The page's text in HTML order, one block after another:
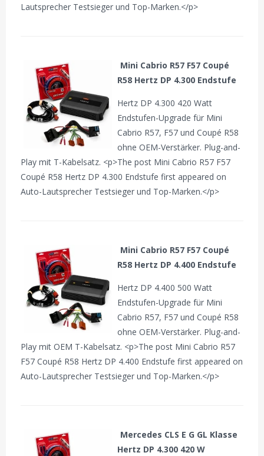
Lautsprecher Testsieger und Top-Marken.</p>
Mini Cabrio R57 F57 Coupé
R58 Hertz DP 4.300 Endstufe
Hertz DP 4.300 420 Watt
Endstufen-Upgrade für Mini
Cabrio R57, F57 und Coupé R58
ohne OEM-Verstärker. Plug-and-
Play mit T-Kabelsatz. <p>The post Mini Cabrio R57 F57
Coupé R58 Hertz DP 4.300 Endstufe first appeared on
Auto-Lautsprecher Testsieger und Top-Marken.</p>
Mini Cabrio R57 F57 Coupé
R58 Hertz DP 4.400 Endstufe
Hertz DP 4.400 500 Watt
Endstufen-Upgrade für Mini
Cabrio R57, F57 und Coupé R58
ohne OEM-Verstärker. Plug-and-
Play mit OEM T-Kabelsatz. <p>The post Mini Cabrio R57
F57 Coupé R58 Hertz DP 4.400 Endstufe first appeared on
Auto-Lautsprecher Testsieger und Top-Marken.</p>
Mercedes CLS E G GL Klasse
Hertz DP 4.300 420 W